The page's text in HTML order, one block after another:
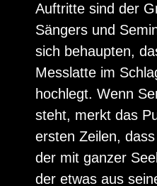
Auftritte sind der
Sängers und
sich behaupten,
Messlatte im
hochlegt. Wenn
steht, merkt das
ersten Zeilen,
der mit ganzer
der etwas aus